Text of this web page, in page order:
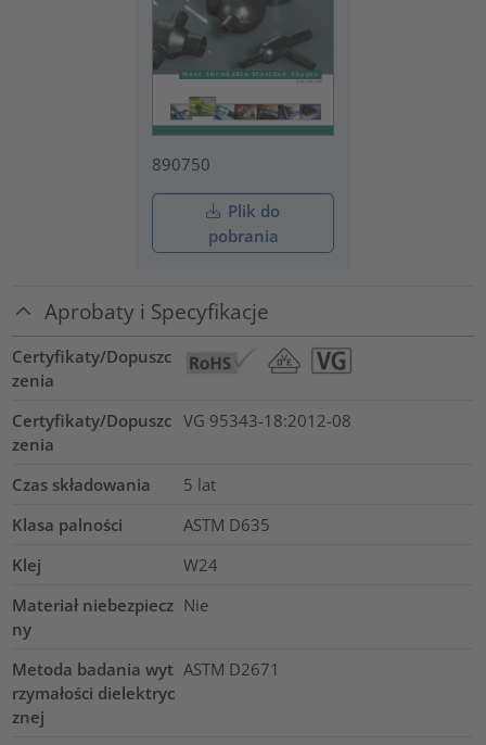
890750
Plik do
pobrania
Aprobaty i Specyfikacje
Certyfikaty/Dopuszc
zenia
Certyfikaty/Dopuszc
zenia
VG 95343-18:2012-08
Czas składowania
5 lat
Klasa palności
ASTM D635
Klej
W24
Materiał niebezpiecz
ny
Nie
Metoda badania wyt
rzymałości dielektryc
znej
ASTM D2671